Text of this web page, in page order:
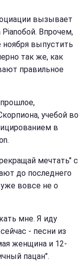
вызывает
Впрочем,
ноября выпустить
так же, как
правильное
учебой во
в
мечтать" с
до последнего
вовсе не о
мне. Я иду
- песни из
женщина и 12-
пацан".